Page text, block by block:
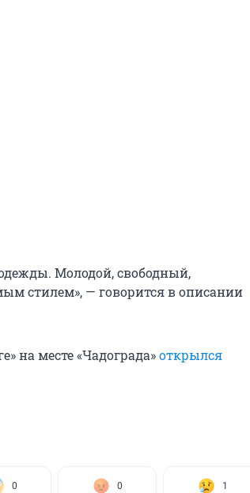
Молодой, свободный,
стилем», — говорится в описании
на месте «Чадограда»открылся
0 0 1